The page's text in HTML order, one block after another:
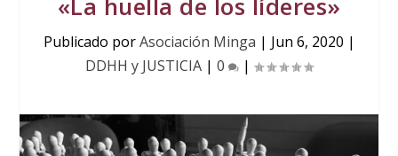
Publicado porAsociación Minga | Jun 6, 2020 |
DDHH y JUSTICIA | 0 |